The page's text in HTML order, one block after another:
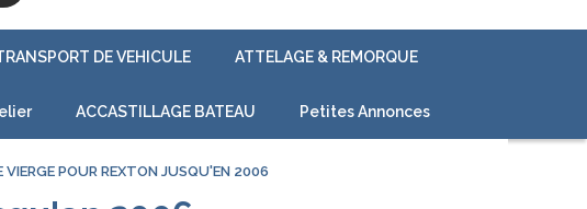
DE VEHICULE ATTELAGE & REMORQUE
ACCASTILLAGE BATEAU Petites Annonces
VIERGE POUR REXTON JUSQU'EN 2006